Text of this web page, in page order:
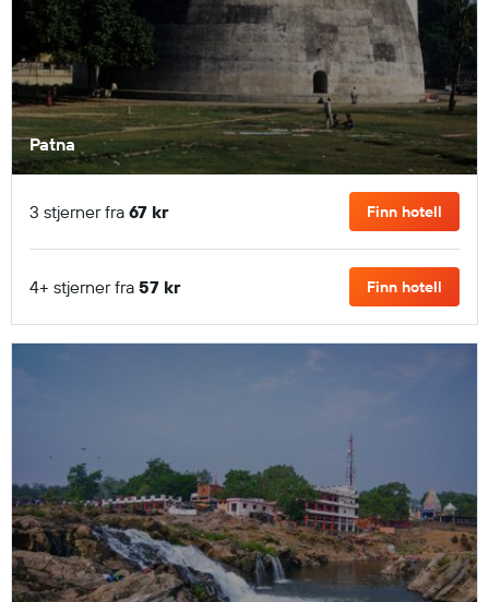
Patna
3 stjerner fra 67 kr Finn hotell
4+ stjerner fra 57 kr Finn hotell